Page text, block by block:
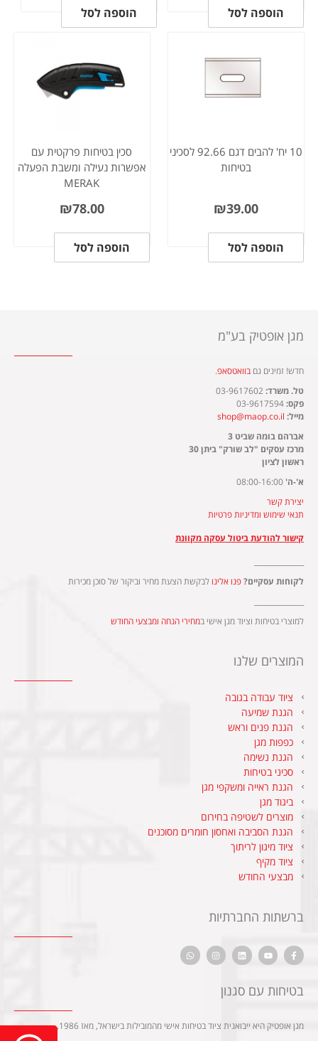
הוספה לסל הוספה לסל
10 יח' להבים דגם 92.66 לסכיני
בטיחות
₪39.00
הוספה לסל
סכין בטיחות פרקטית עם
אפשרות נעילה ומשבת הפעלה
MERAK
₪78.00
הוספה לסל
מגן אופטיק בע"מ
חדש! זמינים גם בוואטסאפ.​
טל. משרד:03-9617602
פקס:
מייל: shop@maop.co.il
אברהם בומה שביט 3
מרכז עסקים "לב שורק" ביתן 30
ראשון לציון
א'-ה' 08:00-16:00
יצירת קשר
תנאי שימוש ומדיניות פרטיות
קישור להודעת ביטול עסקה מקוונת
לקוחות עסקיים?פנו אלינו לבקשת הצעת מחיר וביקור של סוכן מכירות
למוצרי בטיחות וציוד מגן אישי במחירי הנחה ומבצעי החודש
המוצרים שלנו
ציוד עבודה בגובה
הגנת שמיעה
הגנת פנים וראש
כפפות מגן
הגנת נשימה
סכיני בטיחות
הגנת ראייה ומשקפי מגן
ביגוד מגן
מוצרים לשטיפה בחירום
הגנת הסביבה ואחסון חומרים מסוכנים
ציוד מיגון לריתוך
ציוד מקיף
מבצעי החודש
ברשתות החברתיות
בטיחות עם סגנון
מגן אופטיק היא ייבואנית ציוד בטיחות אישי מהמובילות בישראל, מאז 1986.